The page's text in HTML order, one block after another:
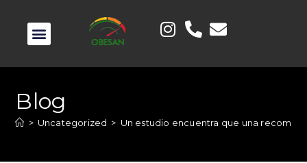
Blog
> Uncategorized > Un estudio encuentra que una